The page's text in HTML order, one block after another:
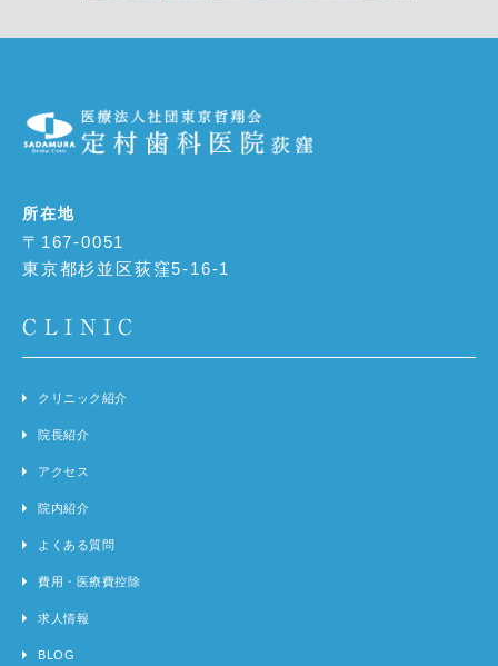
所在地
〒167-0051
東京都杉並区荻窪5-16-1
CLINIC
クリニック紹介
院長紹介
アクセス
院内紹介
よくある質問
費用・医療費控除
求人情報
BLOG